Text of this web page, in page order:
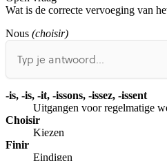
Wat is de correcte vervoeging van
Nous (choisir)
-is, -is, -it, -issons, -issez, -issent
Uitgangen voor regelmatige
Choisir
Kiezen
Finir
Eindigen